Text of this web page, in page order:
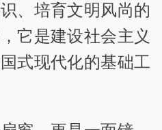
、培育文明风尚的
它是建设社会主义
式现代化的基础工